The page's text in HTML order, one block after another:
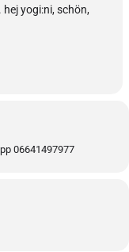
yogi:ni, schön,
06641497977